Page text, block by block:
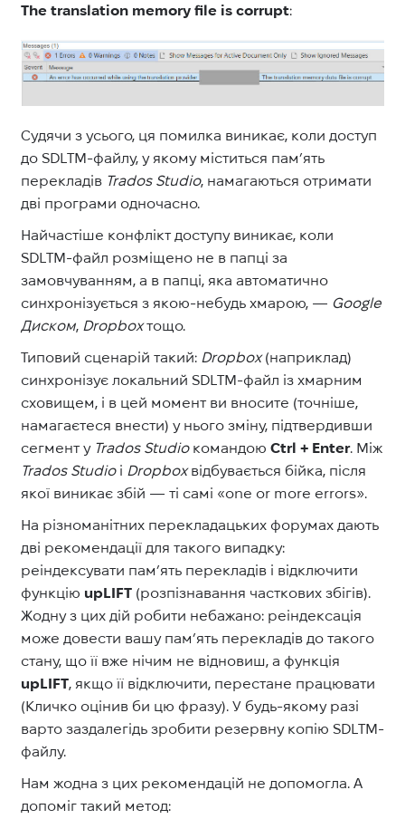
The translation memory file is corrupt:
Судячи з усього, ця помилка виникає, коли доступ
до SDLTM-файлу, у якому міститься пам’ять
перекладів Trados Studio, намагаються отримати
дві програми одночасно.
Найчастіше конфлікт доступу виникає, коли
SDLTM-файл розміщено не в папці за
замовчуванням, а в папці, яка автоматично
синхронізується з якою-небудь хмарою, — Google
Диском, Dropboxтощо.
Типовий сценарій такий: Dropbox(наприклад)
синхронізує локальний SDLTM-файл із хмарним
сховищем, і в цей момент ви вносите (точніше,
намагаєтеся внести) у нього зміну, підтвердивши
сегмент у Trados Studioкомандою Ctrl + Enter. Між
Trados Studioі Dropboxвідбувається бійка, після
якої виникає збій — ті самі «one or more errors».
На різноманітних перекладацьких форумах дають
дві рекомендації для такого випадку:
реіндексувати пам’ять перекладів і відключити
функцію upLIFT (розпізнавання часткових збігів).
Жодну з цих дій робити небажано: реіндексація
може довести вашу пам’ять перекладів до такого
стану, що її вже нічим не відновиш, а функція
upLIFT, якщо її відключити, перестане працювати
(Кличко оцінив би цю фразу). У будь-якому разі
варто заздалегідь зробити резервну копію SDLTM-
файлу.
Нам жодна з цих рекомендацій не допомогла. А
допоміг такий метод: